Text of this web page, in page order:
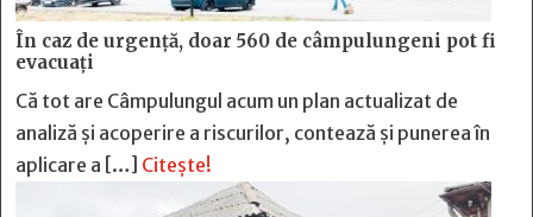
În caz de urgență, doar 560 de câmpulungeni pot fi
evacuați
Că tot are Câmpulungul acum un plan actualizat de
analiză și acoperire a riscurilor, contează și punerea în
aplicare a […] Citește!